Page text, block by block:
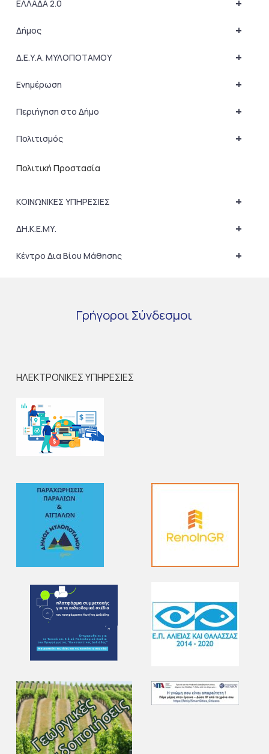
+
ΕΛΛΑΔΑ 2.0
+
Δήμος
+
Δ.Ε.Υ.Α. ΜΥΛΟΠΟΤΑΜΟΥ
+
Ενημέρωση
+
Περιήγηση στο Δήμο
+
Πολιτισμός
Πολιτική Προστασία
+
ΚΟΙΝΩΝΙΚΕΣ ΥΠΗΡΕΣΙΕΣ
+
ΔΗ.Κ.Ε.ΜΥ.
+
Κέντρο Δια Βίου Μάθησης
Γρήγοροι Σύνδεσμοι
ΗΛΕΚΤΡΟΝΙΚΕΣ ΥΠΗΡΕΣΙΕΣ